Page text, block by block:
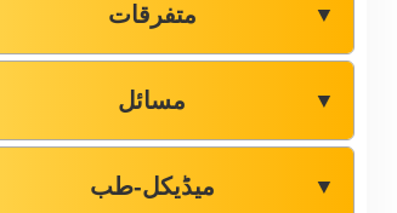
متفرقات ▼
مسائل ▼
میڈیکل-طب ▼